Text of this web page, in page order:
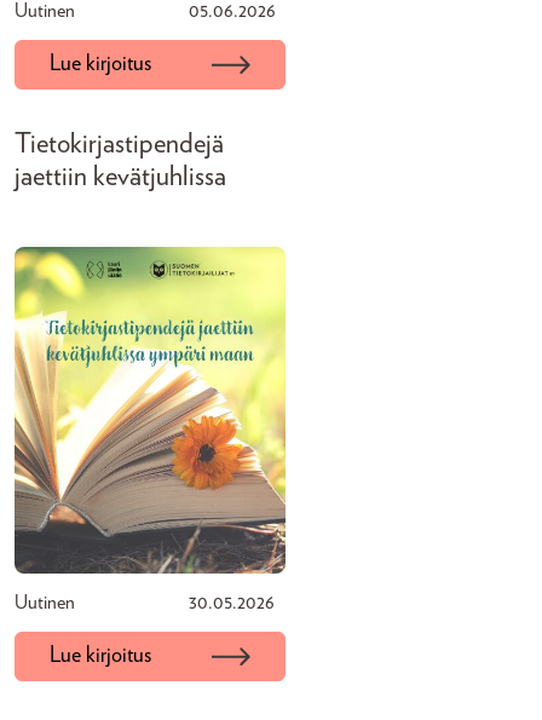
Uutinen 05.06.2026
Lue kirjoitus
Tietokirjastipendejä
jaettiin kevätjuhlissa
Uutinen 30.05.2026
Lue kirjoitus